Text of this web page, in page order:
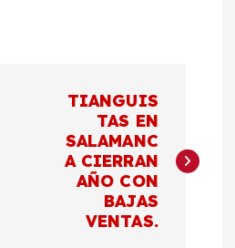
TIANGUIS
TAS EN
SALAMANC
A CIERRAN
AÑO CON
BAJAS
VENTAS.